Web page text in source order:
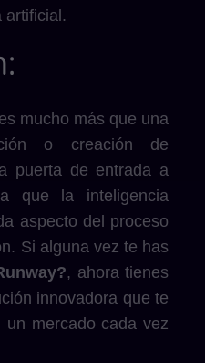
artificial.
es mucho más que una
o creación de
puerta de entrada a
que la inteligencia
aspecto del proceso
Si alguna vez te has
, ahora tienes
innovadora que te
mercado cada vez